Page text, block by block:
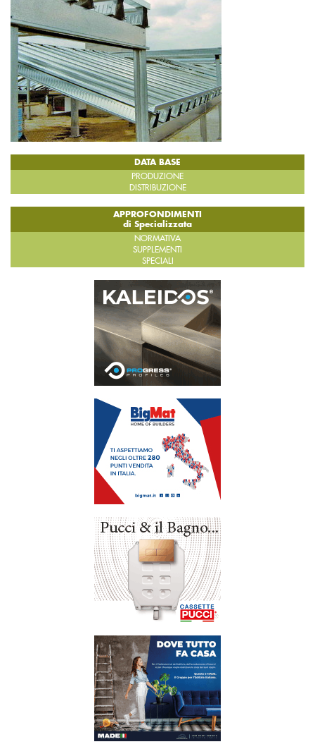
DATA BASE
PRODUZIONE
DISTRIBUZIONE
APPROFONDIMENTI
di Specializzata
NORMATIVA
SUPPLEMENTI
SPECIALI